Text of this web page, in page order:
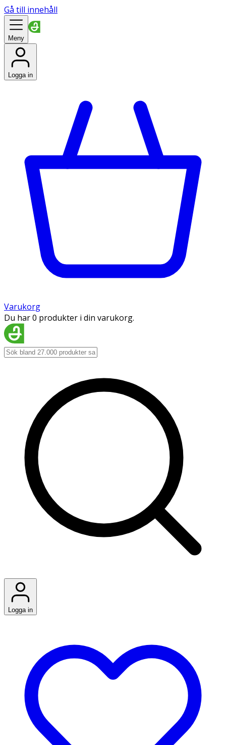
Gå till innehåll
Meny
Logga in
Varukorg
Du har 0 produkter i din varukorg.
Logga in